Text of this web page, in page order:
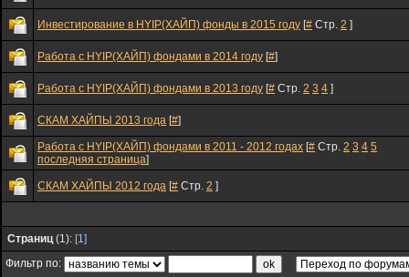
Инвестирование в HYIP(ХАЙП) фонды в 2015 году [# Стр. 2 ]
Работа с HYIP(ХАЙП) фондами в 2014 году [#]
Работа с HYIP(ХАЙП) фондами в 2013 году [# Стр. 2 3 4 ]
СКАМ ХАЙПЫ 2013 года [#]
Работа с HYIP(ХАЙП) фондами в 2011 - 2012 годах [# Стр. 2 3 4 5
последняя страница]
СКАМ ХАЙПЫ 2012 года [# Стр. 2 ]
Страниц(1): [1]
Фильтр по: